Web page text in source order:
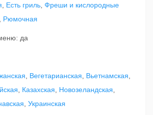
Есть гриль Фреши и кислородные
Рюмочная
да
Вегетарианская Вьетнамская
Казахская Новозеландская
Украинская